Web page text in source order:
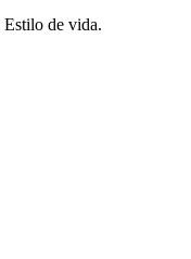
Estilo de vida.